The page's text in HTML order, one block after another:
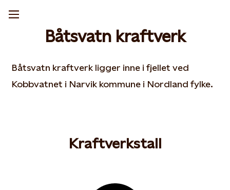
Båtsvatn kraftverk
Båtsvatn kraftverk ligger inne i fjellet ved
Kobbvatnet i Narvik kommune i Nordland fylke.
Kraftverkstall